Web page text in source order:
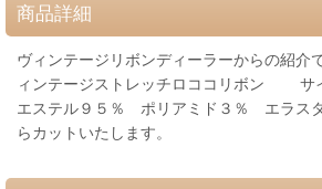
商品詳細
ヴィンテージリボンディーラーからの紹
ィンテージストレッチロココリボン サ
エステル９５％ ポリアミド３％ エラス
らカットいたします。